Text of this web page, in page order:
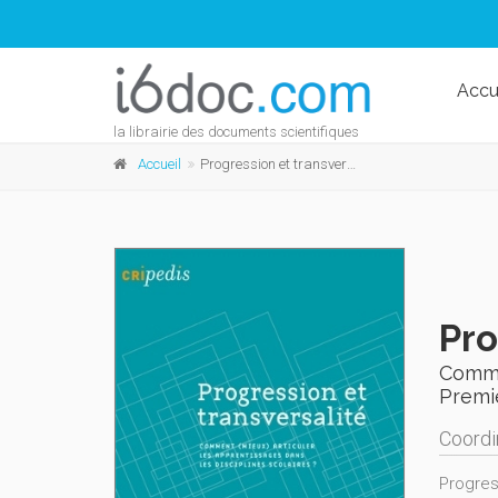
la librairie des documents scientifiques
Accueil Progression et transversalité